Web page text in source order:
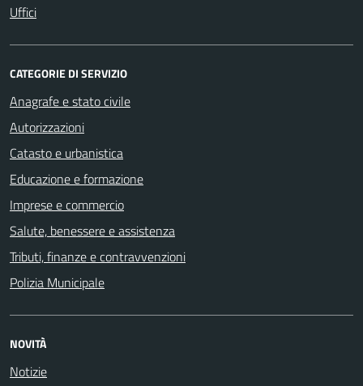
Uffici
CATEGORIE DI SERVIZIO
Anagrafe e stato civile
Autorizzazioni
Catasto e urbanistica
Educazione e formazione
Imprese e commercio
Salute, benessere e assistenza
Tributi, finanze e contravvenzioni
Polizia Municipale
NOVITÀ
Notizie